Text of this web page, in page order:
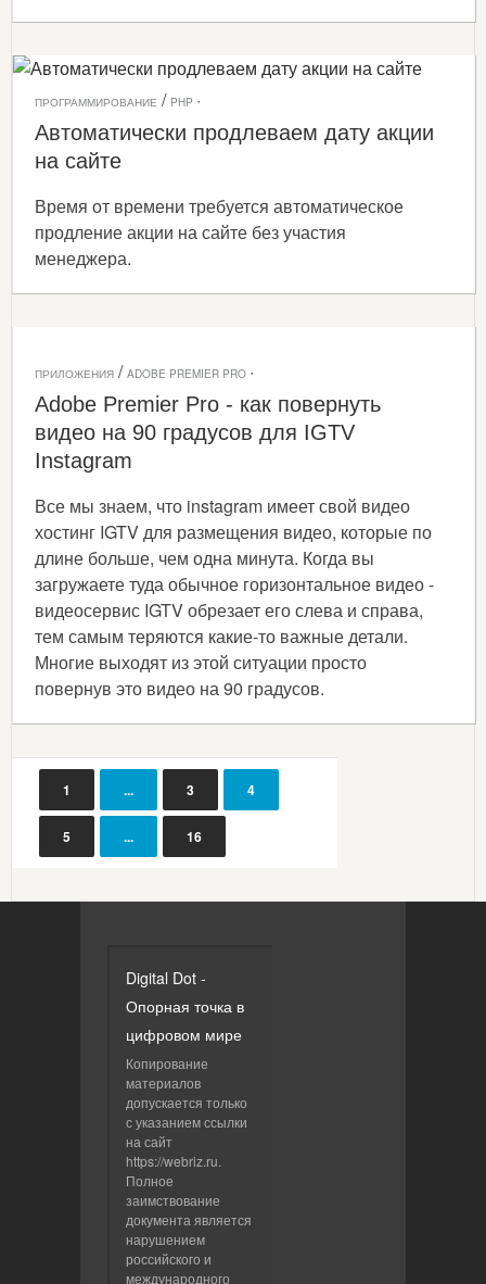
ПРОГРАММИРОВАНИЕ / PHP ·
Автоматически продлеваем дату акции
на сайте
Время от времени требуется автоматическое
продление акции на сайте без участия
менеджера.
ПРИЛОЖЕНИЯ /ADOBE PREMIER PRO ·
Adobe Premier Pro - как повернуть
видео на 90 градусов для IGTV
Instagram
Все мы знаем, что instagram имеет свой видео
хостинг IGTV для размещения видео, которые по
длине больше, чем одна минута. Когда вы
загружаете туда обычное горизонтальное видео -
видеосервис IGTV обрезает его слева и справа,
тем самым теряются какие-то важные детали.
Многие выходят из этой ситуации просто
повернув это видео на 90 градусов.
1 ... 3 4
5 ... 16
Digital Dot -
Опорная точка в
цифровом мире
Копирование
материалов
допускается только
с указанием ссылки
на сайт
https://webriz.ru.
Полное
заимствование
документа является
нарушением
российского и
международного